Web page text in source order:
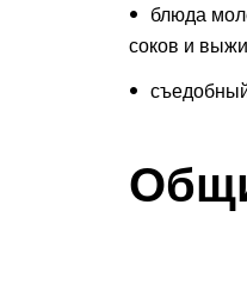
блюда
соков и
съедобный